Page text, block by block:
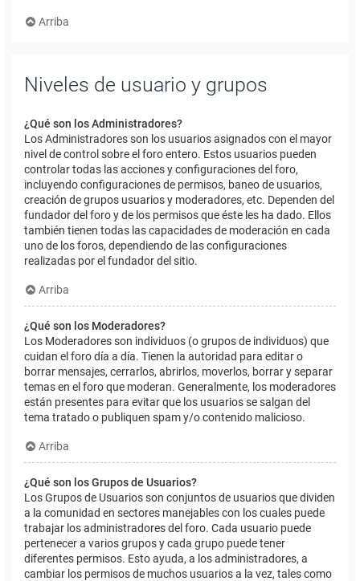
Arriba
Niveles de usuario y grupos
¿Qué son los Administradores?
Los Administradores son los usuarios asignados con el mayor
nivel de control sobre el foro entero. Estos usuarios pueden
controlar todas las acciones y configuraciones del foro,
incluyendo configuraciones de permisos, baneo de usuarios,
creación de grupos usuarios y moderadores, etc. Dependen del
fundador del foro y de los permisos que éste les ha dado. Ellos
también tienen todas las capacidades de moderación en cada
uno de los foros, dependiendo de las configuraciones
realizadas por el fundador del sitio.
Arriba
¿Qué son los Moderadores?
Los Moderadores son individuos (o grupos de individuos) que
cuidan el foro día a día. Tienen la autoridad para editar o
borrar mensajes, cerrarlos, abrirlos, moverlos, borrar y separar
temas en el foro que moderan. Generalmente, los moderadores
están presentes para evitar que los usuarios se salgan del
tema tratado o publiquen spam y/o contenido malicioso.
Arriba
¿Qué son los Grupos de Usuarios?
Los Grupos de Usuarios son conjuntos de usuarios que dividen
a la comunidad en sectores manejables con los cuales puede
trabajar los administradores del foro. Cada usuario puede
pertenecer a varios grupos y cada grupo puede tener
diferentes permisos. Esto ayuda, a los administradores, a
cambiar los permisos de muchos usuarios a la vez, tales como